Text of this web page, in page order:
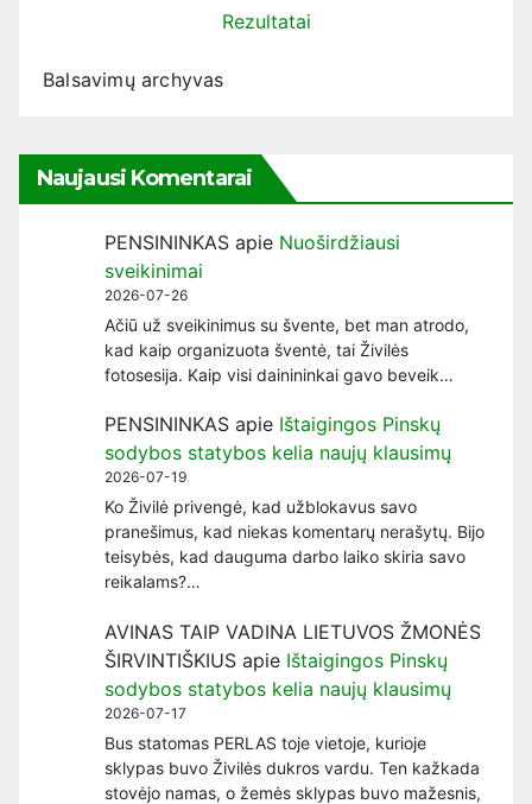
Rezultatai
Balsavimų archyvas
Naujausi Komentarai
PENSININKAS apie Nuoširdžiausi
sveikinimai
2026-07-26
Ačiū už sveikinimus su švente, bet man atrodo,
kad kaip organizuota šventė, tai Živilės
fotosesija. Kaip visi dainininkai gavo beveik…
PENSININKAS apie Ištaigingos Pinskų
sodybos statybos kelia naujų klausimų
2026-07-19
Ko Živilė privengė, kad užblokavus savo
pranešimus, kad niekas komentarų nerašytų. Bijo
teisybės, kad dauguma darbo laiko skiria savo
reikalams?…
AVINAS TAIP VADINA LIETUVOS ŽMONĖS
ŠIRVINTIŠKIUS apie Ištaigingos Pinskų
sodybos statybos kelia naujų klausimų
2026-07-17
Bus statomas PERLAS toje vietoje, kurioje
sklypas buvo Živilės dukros vardu. Ten kažkada
stovėjo namas, o žemės sklypas buvo mažesnis,